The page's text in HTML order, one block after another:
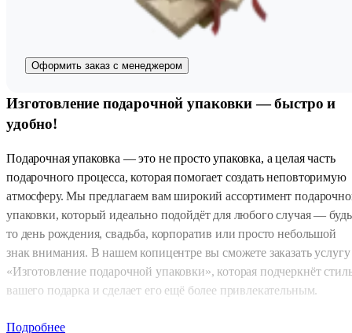
Оформить заказ с менеджером
Изготовление подарочной упаковки — быстро и
удобно!
Подарочная упаковка — это не просто упаковка, а целая часть
подарочного процесса, которая помогает создать неповторимую
атмосферу. Мы предлагаем вам широкий ассортимент
упаковки, который идеально подойдёт для любого случая — будь
то день рождения, свадьба, корпоратив или просто небольшой
знак внимания. В нашем копицентре вы сможете заказать услугу
«Изготовление подарочной упаковки», которая подчеркнёт
вашего подарка и сделает его ещё более привлекательным.
Как оформить заказ
Подробнее